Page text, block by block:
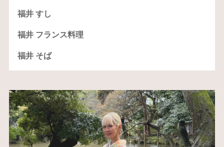
福井 すし
福井 フランス料理
福井 そば